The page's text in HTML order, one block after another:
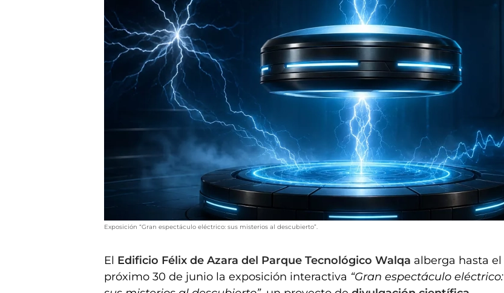
Exposición “Gran espectáculo eléctrico: sus misterios al descubierto”.
El Edificio Félix de Azara del Parque Tecnológico Walqa alberga hasta el
próximo 30 de junio la exposición interactiva “Gran espectáculo eléctrico: